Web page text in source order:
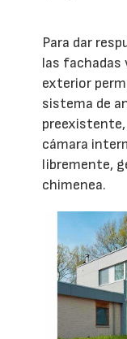
Para dar
las
exterior
sistema de
preexistente,
cámara
libremente,
chimenea.